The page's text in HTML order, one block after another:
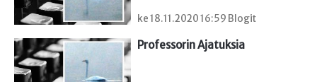
ke 18.11.2020 16:59 Blogit
Professorin Ajatuksia